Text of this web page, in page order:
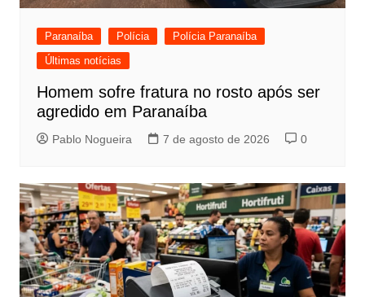
Paranaíba Polícia
Polícia Paranaíba
Últimas notícias
Homem sofre fratura no rosto após ser
agredido em Paranaíba
Pablo Nogueira 7 de agosto de 2026 0